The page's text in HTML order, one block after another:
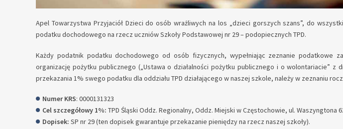
Apel Towarzystwa Przyjaciół Dzieci do osób wrażliwych na los „dzieci gorszych szans”, do
podatku dochodowego na rzecz uczniów Szkoły Podstawowej nr 29 – podopiecznych TPD.
Każdy podatnik podatku dochodowego od osób fizycznych, wypełniając zeznanie podatkowe
organizację pożytku publicznego („Ustawa o działalności pożytku publicznego i o wolontariacie” z
przekazania 1% swego podatku dla oddziału TPD działającego w naszej szkole, należy w zeznaniu
Numer KRS: 0000131323
Cel szczegółowy 1%: TPD Śląski Oddz. Regionalny, Oddz. Miejski w Częstochowie, ul. Waszyngtona
Dopisek: SP nr 29 (ten dopisek gwarantuje przekazanie pieniędzy na rzecz naszej szkoły).